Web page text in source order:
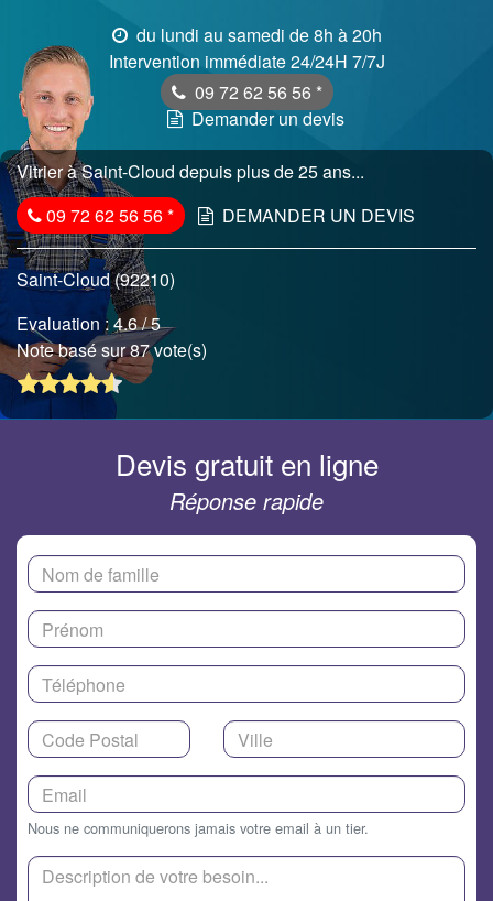
du lundi au samedi de 8h à 20h
Intervention immédiate 24/24H 7/7J
09 72 62 56 56 *
Demander un devis
Vitrier à Saint-Cloud depuis plus de 25 ans...
09 72 62 56 56* DEMANDER UN DEVIS
Saint-Cloud (92210)
Evaluation :4.6/ 5
Note basé sur 87 vote(s)
Devis gratuit en ligne
Réponse rapide
Nous ne communiquerons jamais votre email à un tier.